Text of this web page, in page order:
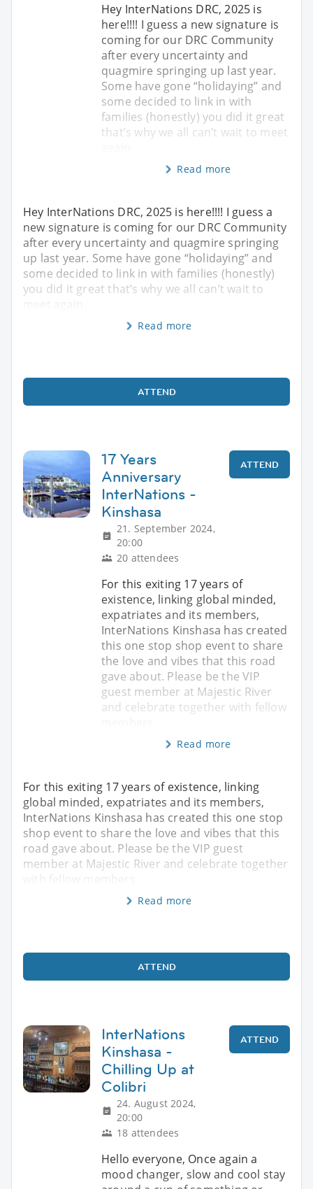
Hey InterNations DRC, 2025 is
here!!!! I guess a new signature is
coming for our DRC Community
after every uncertainty and
quagmire springing up last year.
Some have gone “holidaying” and
some decided to link in with
families (honestly) you did it great
that’s why we all can’t wait to meet
Read more
Hey InterNations DRC, 2025 is here!!!! I guess a
new signature is coming for our DRC Community
after every uncertainty and quagmire springing
up last year. Some have gone “holidaying” and
some decided to link in with families (honestly)
you did it great that’s why we all can’t wait to
Read more
ATTEND
17 Years
Anniversary
InterNations -
Kinshasa
21. September 2024,
20:00
20 attendees
ATTEND
For this exiting 17 years of
existence, linking global minded,
expatriates and its members,
InterNations Kinshasa has created
this one stop shop event to share
the love and vibes that this road
gave about. Please be the VIP
guest member at Majestic River
and celebrate together with fellow
Read more
For this exiting 17 years of existence, linking
global minded, expatriates and its members,
InterNations Kinshasa has created this one stop
shop event to share the love and vibes that this
road gave about. Please be the VIP guest
member at Majestic River and celebrate together
with fellow members
Read more
ATTEND
InterNations
Kinshasa -
Chilling Up at
Colibri
24. August 2024,
20:00
18 attendees
ATTEND
Hello everyone, Once again a
mood changer, slow and cool stay